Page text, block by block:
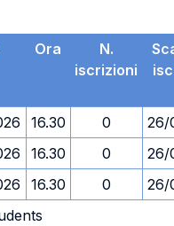
Ora
N.
iscrizioni
16.30 0
26/
16.30 0
26/
16.30 0
26/